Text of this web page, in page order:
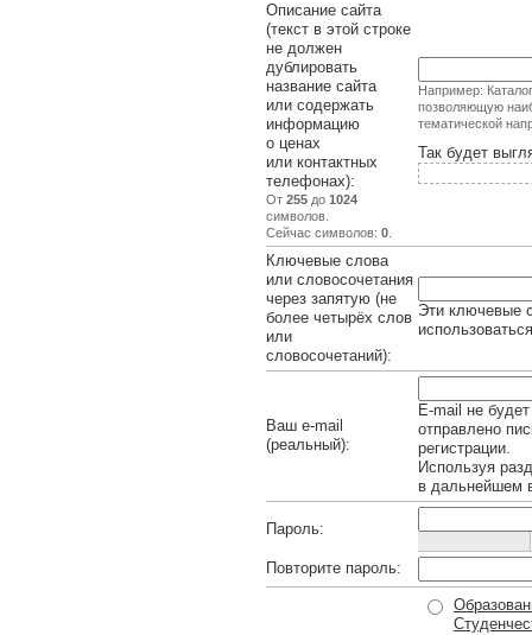
Описание сайта
(текст в этой строке
не должен
дублировать
название сайта
или содержать
информацию
о ценах
или контактных
телефонах):
От 255 до 1024
символов.
Сейчас символов: 0
Например:
позволяющую
тематической
Так будет
Ключевые слова
или словосочетания
через запятую (не
более четырёх слов
или
словосочетаний):
Эти ключевые
Ваш e-mail
(реальный):
E-mail не
отправлено
регистрации.
Используя
в дальнейшем
Пароль:
Повторите пароль: